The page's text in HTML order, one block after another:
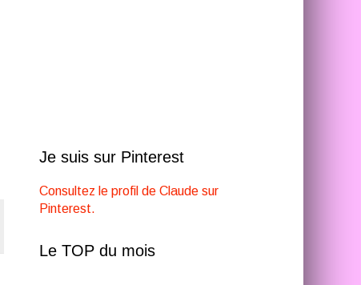
Je suis sur Pinterest
Consultez le profil de Claude sur
Pinterest.
Le TOP du mois